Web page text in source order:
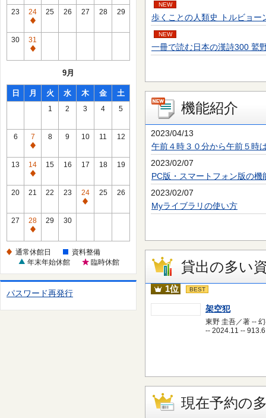
館
日
常
休
館
日
23
24
通
常
休
館
25 26 27 28 29
30
31
通
館
日
9月
日 月 火 水 木 金 土
1 2 3 4 5
6
7
通
常
休
館
8 9 10 11 12
13
14
通
常
館
日
15 16 17 18 19
20 21 22 23
24
通
館
日
25 26
27
28
通
休
日
29 30
通常休館日
資料整備
年末年始休館
臨時休館
パスワード再発行
NEW
歩くことの人類史 トルビョ
NEW
一冊で読む日本の漢詩300 鷲
機能紹介
2023/04/13
午前４時３０分から午前５時
2023/02/07
PC版・スマートフォン版の機
2023/02/07
Myライブラリの使い方
貸出の多い
1位 BEST
架空犯
東野 圭吾／著 --
-- 2024.11 -- 913.6
現在予約の